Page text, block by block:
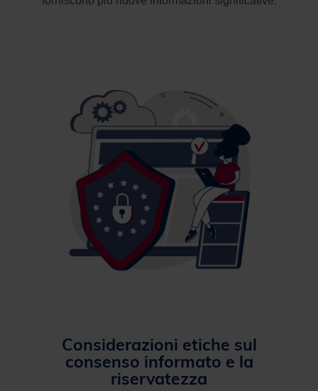
Considerazioni etiche sul
consenso informato e la
riservatezza